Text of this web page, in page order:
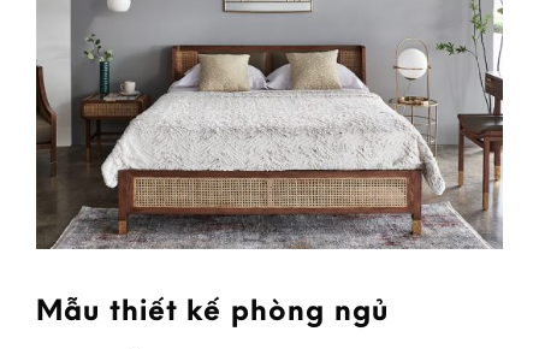
Mẫu thiết kế phòng ngủ